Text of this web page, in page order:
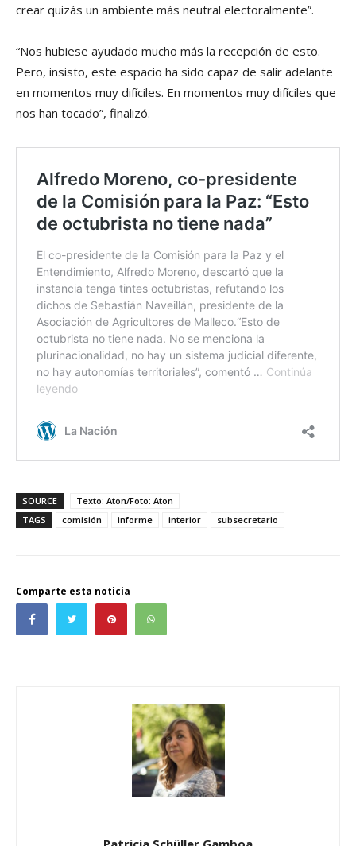
crear quizás un ambiente más neutral electoralmente”.
“Nos hubiese ayudado mucho más la recepción de esto.
Pero, insisto, este espacio ha sido capaz de salir adelante
en momentos muy difíciles. En momentos muy difíciles que
nos han tocado”, finalizó.
SOURCE
Texto: Aton/Foto: Aton
TAGS
comisión informe interior subsecretario
Comparte esta noticia